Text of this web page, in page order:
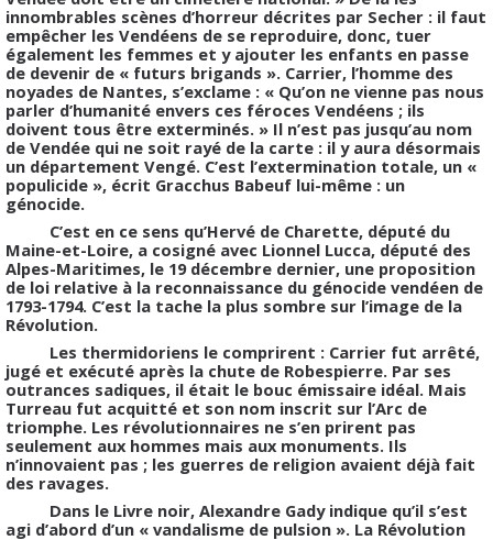
innombrables scènes d’horreur décrites par Secher : il faut
empêcher les Vendéens de se reproduire, donc, tuer
également les femmes et y ajouter les enfants en passe
de devenir de « futurs brigands ». Carrier, l’homme des
noyades de Nantes, s’exclame : « Qu’on ne vienne pas nous
parler d’humanité envers ces féroces Vendéens ; ils
doivent tous être exterminés. » Il n’est pas jusqu’au nom
de Vendée qui ne soit rayé de la carte : il y aura désormais
un département Vengé. C’est l’extermination totale, un «
populicide », écrit Gracchus Babeuf lui-même : un
génocide.
C’est en ce sens qu’Hervé de Charette, député du
Maine-et-Loire, a cosigné avec Lionnel Lucca, député des
Alpes-Maritimes, le 19 décembre dernier, une proposition
de loi relative à la reconnaissance du génocide vendéen de
1793-1794. C’est la tache la plus sombre sur l’image de la
Révolution.
Les thermidoriens le comprirent : Carrier fut arrêté,
jugé et exécuté après la chute de Robespierre. Par ses
outrances sadiques, il était le bouc émissaire idéal. Mais
Turreau fut acquitté et son nom inscrit sur l’Arc de
triomphe. Les révolutionnaires ne s’en prirent pas
seulement aux hommes mais aux monuments. Ils
n’innovaient pas ; les guerres de religion avaient déjà fait
des ravages.
Dans le Livre noir, Alexandre Gady indique qu’il s’est
agi d’abord d’un « vandalisme de pulsion ». La Révolution